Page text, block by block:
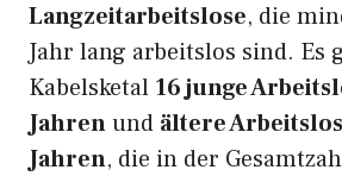
Langzeitarbeitslose, die
Jahr lang arbeitslos sind. Es
Kabelsketal 16 junge
Jahrenund ältere
Jahren, die in der